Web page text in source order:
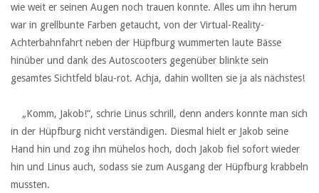
wie weit er seinen Augen noch trauen konnte. Alles um ihn herum
war in grellbunte Farben getaucht, von der Virtual-Reality-
Achterbahnfahrt neben der Hüpfburg wummerten laute Bässe
hinüber und dank des Autoscooters gegenüber blinkte sein
gesamtes Sichtfeld blau-rot. Achja, dahin wollten sie ja als nächstes!
in der Hüpfburg nicht verständigen. Diesmal hielt er Jakob seine
Hand hin und zog ihn mühelos hoch, doch Jakob fiel sofort wieder
hin und Linus auch, sodass sie zum Ausgang der Hüpfburg krabbeln
mussten.